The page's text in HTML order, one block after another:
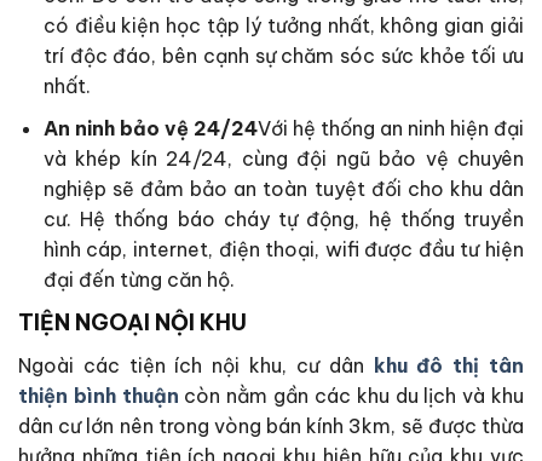
có điều kiện học tập lý tưởng nhất, không gian giải
trí độc đáo, bên cạnh sự chăm sóc sức khỏe tối ưu
nhất.
An ninh bảo vệ 24/24Với hệ thống an ninh hiện đại
và khép kín 24/24, cùng đội ngũ bảo vệ chuyên
nghiệp sẽ đảm bảo an toàn tuyệt đối cho khu dân
cư. Hệ thống báo cháy tự động, hệ thống truyền
hình cáp, internet, điện thoại, wifi được đầu tư hiện
đại đến từng căn hộ.
TIỆN NGOẠI NỘI KHU
Ngoài các tiện ích nội khu, cư dân khu đô thị tân
thiện bình thuận còn nằm gần các khu du lịch và khu
dân cư lớn nên trong vòng bán kính 3km, sẽ được thừa